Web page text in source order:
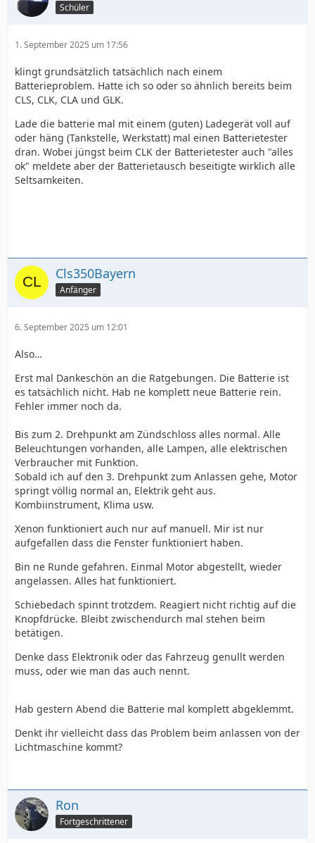
Schüler
1. September 2025 um 17:56
klingt grundsätzlich tatsächlich nach einem
Batterieproblem. Hatte ich so oder so ähnlich bereits beim
CLS, CLK, CLA und GLK.
Lade die batterie mal mit einem (guten) Ladegerät voll auf
oder häng (Tankstelle, Werkstatt) mal einen Batterietester
dran. Wobei jüngst beim CLK der Batterietester auch "alles
ok" meldete aber der Batterietausch beseitigte wirklich alle
Seltsamkeiten.
Cls350Bayern
Anfänger
6. September 2025 um 12:01
Also…
Erst mal Dankeschön an die Ratgebungen. Die Batterie ist
es tatsächlich nicht. Hab ne komplett neue Batterie rein.
Fehler immer noch da.
Bis zum 2. Drehpunkt am Zündschloss alles normal. Alle
Beleuchtungen vorhanden, alle Lampen, alle elektrischen
Verbraucher mit Funktion.
Sobald ich auf den 3. Drehpunkt zum Anlassen gehe, Motor
springt völlig normal an, Elektrik geht aus.
Kombiinstrument, Klima usw.
Xenon funktioniert auch nur auf manuell. Mir ist nur
aufgefallen dass die Fenster funktioniert haben.
Bin ne Runde gefahren. Einmal Motor abgestellt, wieder
angelassen. Alles hat funktioniert.
Schiebedach spinnt trotzdem. Reagiert nicht richtig auf die
Knopfdrücke. Bleibt zwischendurch mal stehen beim
betätigen.
Denke dass Elektronik oder das Fahrzeug genullt werden
muss, oder wie man das auch nennt.
Hab gestern Abend die Batterie mal komplett abgeklemmt.
Denkt ihr vielleicht dass das Problem beim anlassen von der
Lichtmaschine kommt?
Ron
Fortgeschrittener